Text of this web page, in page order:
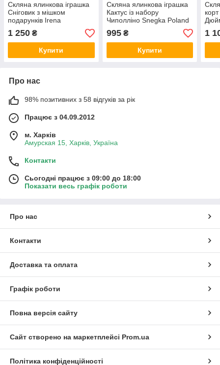
Скляна ялинкова іграшка
Сніговик з мішком
подарунків Irena
1 250 ₴
Купити
Скляна ялинкова іграшка
Кактус із набору
Чиполліно Snegka Poland
10 см підходить до
колекції Irena.
995₴
Купити
1
Про нас
98% позитивних з 58 відгуків за рік
Працює з 04.09.2012
м. Харків
Амурская 15, Харків, Україна
Контакти
Сьогодні працює з 09:00 до 18:00
Показати весь графік роботи
Про нас
Контакти
Доставка та оплата
Графік роботи
Повна версія сайту
Сайт створено на маркетплейсі Prom.ua
Політика конфіденційності